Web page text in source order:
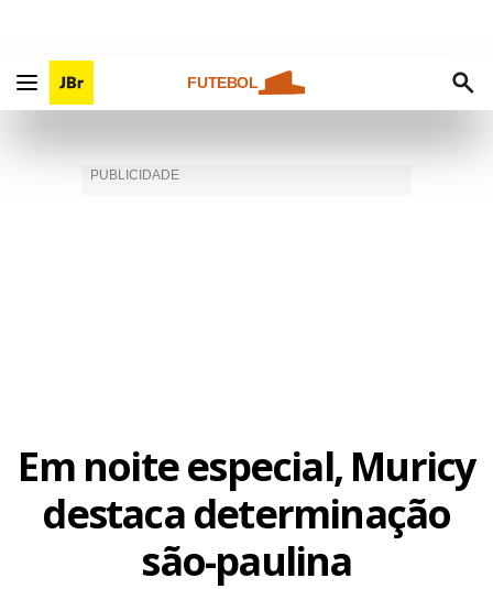
FUTEBOL
Em noite especial, Muricy
destaca determinação
são-paulina